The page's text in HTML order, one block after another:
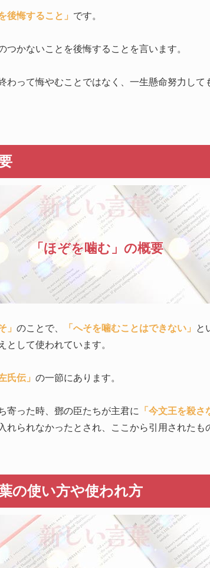
後悔すること」 です。
つかないことを後悔することを言います。
わって悔やむことではなく、一生懸命努力して
「ほぞを噛む」の概要
」 のことで、 「へそを噛むことはできない」 と
として使われています。
氏伝」 の一節にあります。
寄った時、鄧の臣たちが主君に 「今文王を殺
れられなかったとされ、ここから引用されたも
の使い方や使われ方